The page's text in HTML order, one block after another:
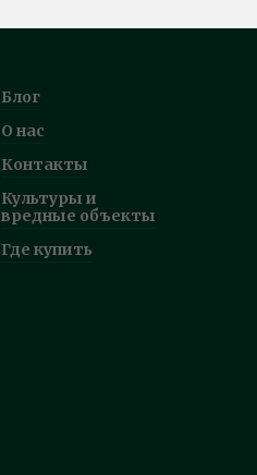
Блог
О нас
Контакты
Культуры и
вредные объекты
Где купить